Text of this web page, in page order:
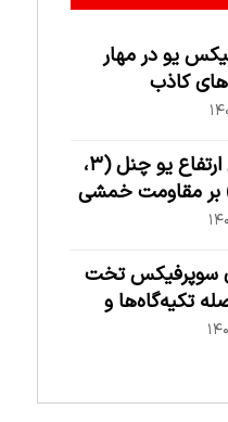
یو در مهار
کاذب
تاثیر افزایش ارتفاع یو چنل (۳،
بر مقاومت خمشی
سوپرفیکس تخت
تکیه‌گاه‌ها و